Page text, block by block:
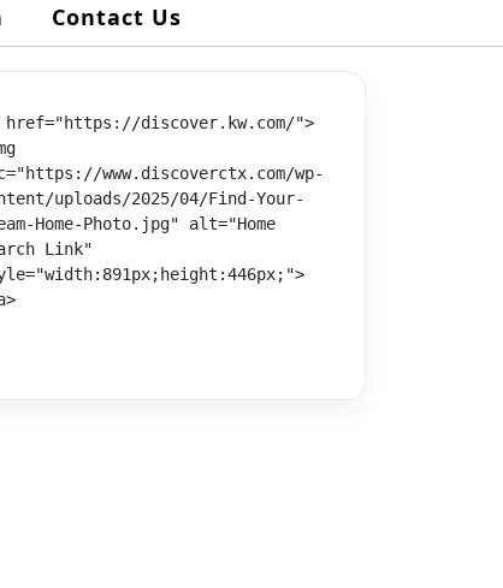
Contact Us
href="https://discover.kw.com/">
www.discoverctx.com/wp-
uploads/2025/04/Find-Your-
Home-Photo.jpg" alt="Home
Link"